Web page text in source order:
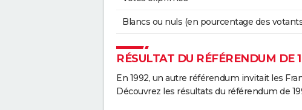
Blancs ou nuls (en pourcentage des
RÉSULTAT DU RÉFÉRENDUM DE
En 1992, un autre référendum invitait les
Découvrez les résultats du référendum de